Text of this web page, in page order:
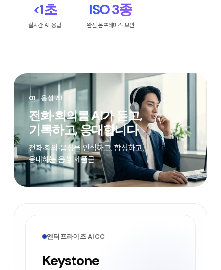
<1초
실시간 AI 응답
ISO 3종
완전 온프레미스 보안
01· 음성 AI
전화·회의를 AI가 듣고,
기록하고, 응대합니다
전화·회의·음성을 인식하고, 합성하고,
응대하는 음성 제품군
엔터프라이즈 AICC
Keystone